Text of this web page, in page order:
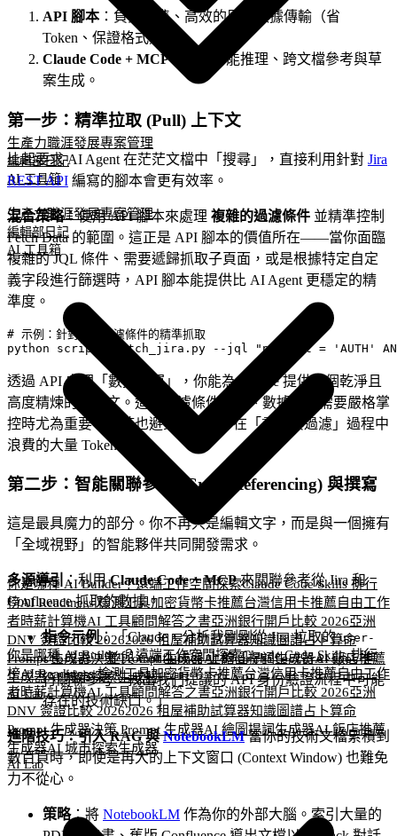
生產力職涯發展專案管理
編輯部日記
AI 工具箱
你是哪種 AI Builder？遠端工作空間探索Claude Code Skills 排行
榜AI Readiness 檢測工具加密貨幣卡推薦台灣信用卡推薦 自由工作
者時薪計算機AI 工具顧問解答之書亞洲銀行開戶比較 2026亞洲
DNV 簽證比較 20262026 租屋補助試算器知識圖譜占卜算命
Prompt 生成器決策 Prompt 生成器AI 繪圖提詞生成器AI 飯店推薦
生成器AI 城市探索生成器
AI Lab
生產力職涯發展專案管理
編輯部日記
AI 工具箱
你是哪種 AI Builder？遠端工作空間探索Claude Code Skills 排行
榜AI Readiness 檢測工具加密貨幣卡推薦台灣信用卡推薦自由工作
者時薪計算機AI 工具顧問解答之書亞洲銀行開戶比較 2026亞洲
DNV 簽證比較 20262026 租屋補助試算器知識圖譜占卜算命
Prompt 生成器決策 Prompt 生成器AI 繪圖提詞生成器AI 飯店推薦
生成器AI 城市探索生成器
AI Lab
API 腳本：負責精準、高效的原始數據傳輸（省
Token、保證格式）。
Claude Code + MCP：負責智能推理、跨文檔參考與草
案生成。
第一步：精準拉取 (Pull) 上下文
比起要求 AI Agent 在茫茫文檔中「搜尋」，直接利用針對 Jira
REST API 編寫的腳本會更有效率。
混合策略：使用 API 腳本來處理 複雜的過濾條件 並精準控制
Fetch Data 的範圍。這正是 API 腳本的價值所在——當你面臨
複雜的 JQL 條件、需要遞歸抓取子頁面，或是根據特定自定
義字段進行篩選時，API 腳本能提供比 AI Agent 更穩定的精
準度。
# 示例：針對複雜過濾條件的精準抓取
透過 API 處理「數據搬運」，你能為 Claude 提供一個乾淨且
高度精煉的上下文。這在過濾條件複雜、數據範圍需要嚴格掌
控時尤為重要，同時也避免了 Agent 在「尋找與過濾」過程中
浪費的大量 Token。
第二步：智能關聯參考 (Cross-Referencing) 與撰寫
這是最具魔力的部分。你不再只是編輯文字，而是與一個擁有
「全域視野」的智能夥伴共同開發需求。
多源導引 ：利用Claude Code + MCP來關聯參考從 Jira 和
Confluence 抓取的數據。
指令示例：「Claude，分析我剛剛從 Jira 拉取的user-
stories，並與 Confluence 上的architecture-spec進
行關聯參考。找出我們提議的 API 身份驗證流程中可能
存在的技術缺口。」
進階技巧：引入 RAG 與NotebookLM當你的技術文檔累積到
數百頁時，即使是再大的上下文窗口 (Context Window) 也難免
力不從心。
策略：將 NotebookLM 作為你的外部大腦。索引大量的